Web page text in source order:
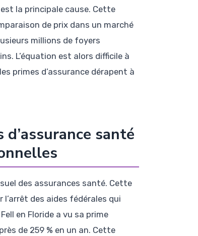
la principale cause. Cette
de prix dans un marché
millions de foyers
L’équation est alors difficile à
primes d’assurance dérapent à
santé
des assurances santé. Cette
des aides fédérales qui
en Floride a vu sa prime
de 259 % en un an. Cette